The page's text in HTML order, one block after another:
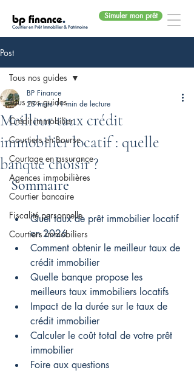
bp finance.
Courtier en Prêt Immobilier & Patrimoine
Simuler mon prêt
Post
Tous nos guides
Crédit immobilier
Courtiers en Bourse
Courtage en assurance
Agences immobilières
Courtier bancaire
Fiscalité personnelle
Courtiers immobiliers
Tous nos guides
Meilleur taux crédit
immobilier locatif : quelle
banque choisir ?
BP Finance
23 mars 11 min de lecture
Sommaire
Quel taux de prêt immobilier locatif
en 2026
Comment obtenir le meilleur taux de
crédit immobilier
Quelle banque propose les
meilleurs taux immobiliers locatifs
Impact de la durée sur le taux de
crédit immobilier
Calculer le coût total de votre prêt
immobilier
Foire aux questions